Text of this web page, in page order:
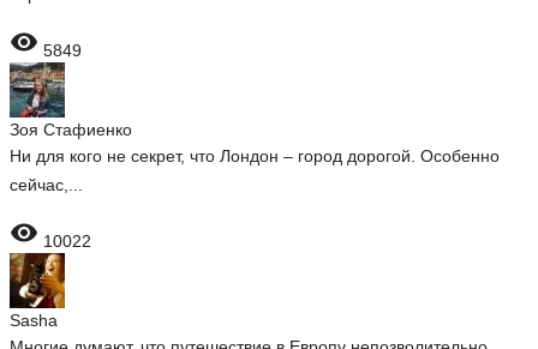
 5849
Зоя Стафиенко
Ни для кого не секрет, что Лондон – город дорогой. Особенно
сейчас,...
 10022
Sasha